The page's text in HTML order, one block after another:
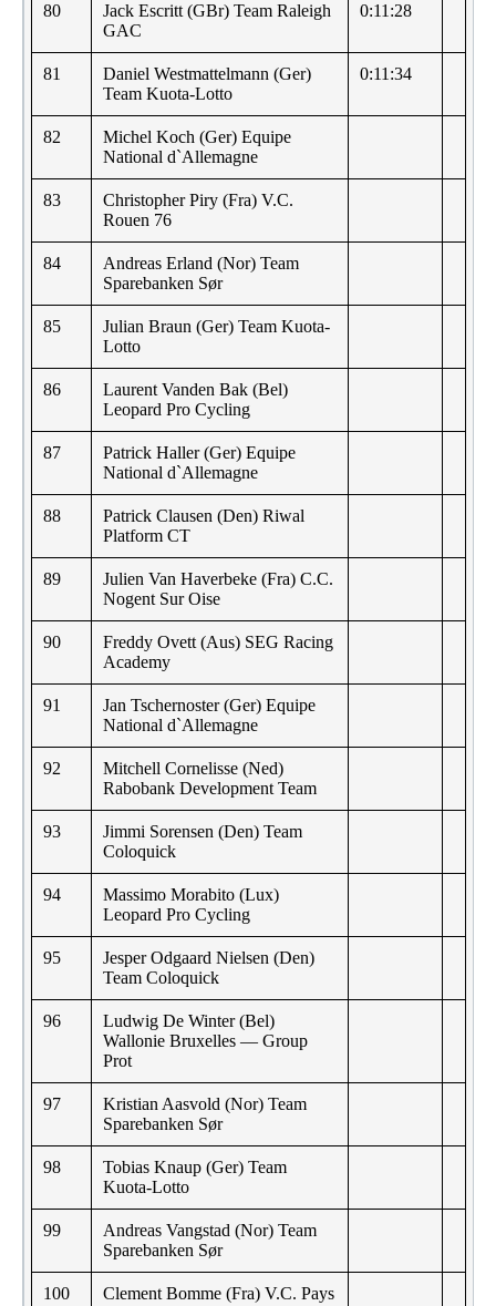
80
Jack Escritt (GBr) Team Raleigh
GAC
0:11:28
81
Daniel Westmattelmann (Ger)
Team Kuota-Lotto
0:11:34
82
Michel Koch (Ger) Equipe
National d`Allemagne
83
Christopher Piry (Fra) V.C.
Rouen 76
84
Andreas Erland (Nor) Team
Sparebanken Sør
85
Julian Braun (Ger) Team Kuota-
Lotto
86
Laurent Vanden Bak (Bel)
Leopard Pro Cycling
87
Patrick Haller (Ger) Equipe
National d`Allemagne
88
Patrick Clausen (Den) Riwal
Platform CT
89
Julien Van Haverbeke (Fra) C.C.
Nogent Sur Oise
90
Freddy Ovett (Aus) SEG Racing
Academy
91
Jan Tschernoster (Ger) Equipe
National d`Allemagne
92
Mitchell Cornelisse (Ned)
Rabobank Development Team
93
Jimmi Sorensen (Den) Team
Coloquick
94
Massimo Morabito (Lux)
Leopard Pro Cycling
95
Jesper Odgaard Nielsen (Den)
Team Coloquick
96
Ludwig De Winter (Bel)
Wallonie Bruxelles — Group
Prot
97
Kristian Aasvold (Nor) Team
Sparebanken Sør
98
Tobias Knaup (Ger) Team
Kuota-Lotto
99
Andreas Vangstad (Nor) Team
Sparebanken Sør
100
Clement Bomme (Fra) V.C. Pays